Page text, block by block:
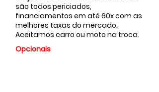
são todos periciados,
financiamentos em até 60x com as
melhores taxas do mercado.
Aceitamos carro ou moto na troca.
Opcionais